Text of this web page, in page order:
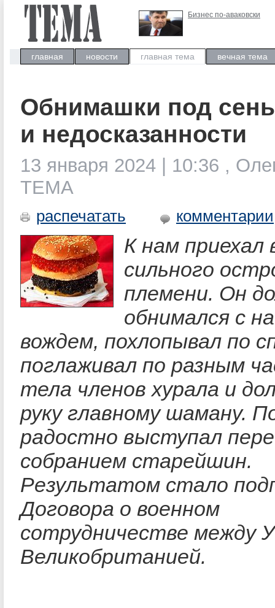
Бизнес по-аваковски
главная новости главная тема вечная тема
Обнимашки под
и недосказанности
13 января 2024 | 10:36 ,
ТЕМА
распечатать комментарии
К нам приехал
сильного
племени. Он
обнимался с
вождем, похлопывал по
поглаживал по разным
тела членов хурала и
руку главному шаману.
радостно выступал
собранием старейшин.
Результатом стало
Договора о военном
сотрудничестве между
Великобританией.